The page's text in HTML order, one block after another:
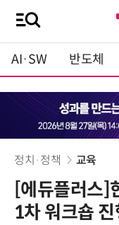
AI·SW 반도체
정치·정책 교육
[에듀플러스]
1차 워크숍 진